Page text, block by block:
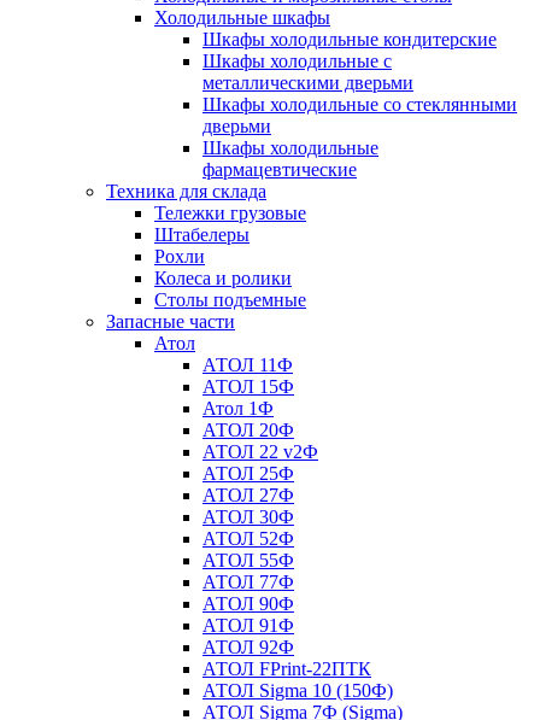
Холодильные шкафы
Шкафы холодильные кондитерские
Шкафы холодильные с
металлическими дверьми
Шкафы холодильные со стеклянными
дверьми
Шкафы холодильные
фармацевтические
Техника для склада
Тележки грузовые
Штабелеры
Рохли
Колеса и ролики
Столы подъемные
Запасные части
Атол
АТОЛ 11Ф
АТОЛ 15Ф
Атол 1Ф
АТОЛ 20Ф
АТОЛ 22 v2Ф
АТОЛ 25Ф
АТОЛ 27Ф
АТОЛ 30Ф
АТОЛ 52Ф
АТОЛ 55Ф
АТОЛ 77Ф
АТОЛ 90Ф
АТОЛ 91Ф
АТОЛ 92Ф
АТОЛ FPrint-22ПТК
АТОЛ Sigma 10 (150Ф)
АТОЛ Sigma 7Ф (Sigma)